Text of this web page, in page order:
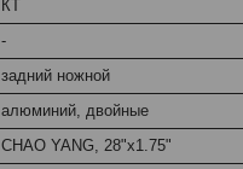
КТ
-
задний ножной
алюминий, двойные
CHAO YANG, 28"x1.75"